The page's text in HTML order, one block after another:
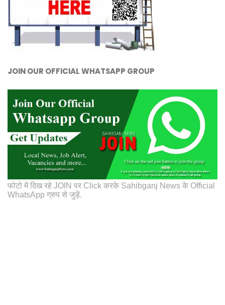
JOIN OUR OFFICIAL WHATSAPP GROUP
फोटो में दिख रहे JOIN पर Click करके Sahibganj News के Official
WhatsApp ग्रुप से जुड़ें.